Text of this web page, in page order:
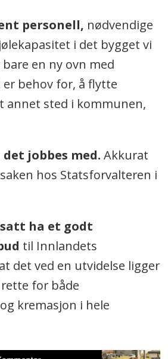
personell, nødvendige
i det bygget vi
en ny ovn med
behov for, å flytte
annet sted i kommunen,
jobbes med. Akkurat
hos Statsforvalteren i
ha et godt
til Innlandets
det ved en utvidelse ligger
for både
kremasjon i hele